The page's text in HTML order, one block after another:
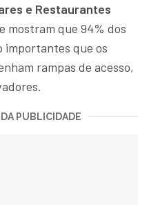
e Restaurantes
mostram que 94% dos
importantes que os
rampas de acesso,
PUBLICIDADE